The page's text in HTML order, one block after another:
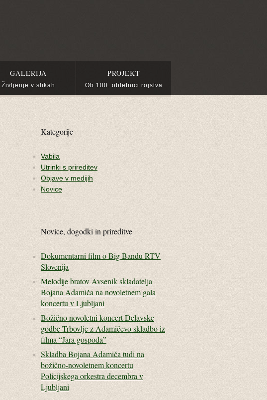
GALERIJA
Življenje v slikah
PROJEKT
Ob 100. obletnici rojstva
Kategorije
Vabila
Utrinki s prireditev
Objave v medijih
Novice
Novice, dogodki in prireditve
Dokumentarni film o Big Bandu RTV
Slovenija
Melodije bratov Avsenik skladatelja
Bojana Adamiča na novoletnem gala
koncertu v Ljubljani
Božično novoletni koncert Delavske
godbe Trbovlje z Adamičevo skladbo iz
filma “Jara gospoda”
Skladba Bojana Adamiča tudi na
božično-novoletnem koncertu
Policijskega orkestra decembra v
Ljubljani